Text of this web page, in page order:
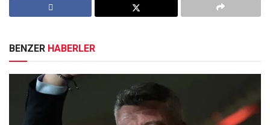
BENZER HABERLER